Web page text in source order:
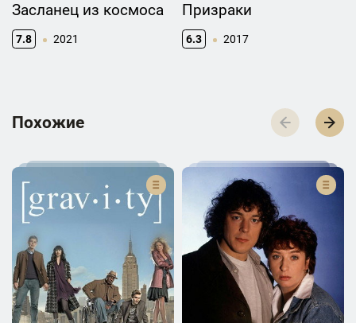
Засланец из космоса
7.8 2021
Призраки
6.3 2017
П­­­о­­­х­­­о­­­ж­­­и­­­е